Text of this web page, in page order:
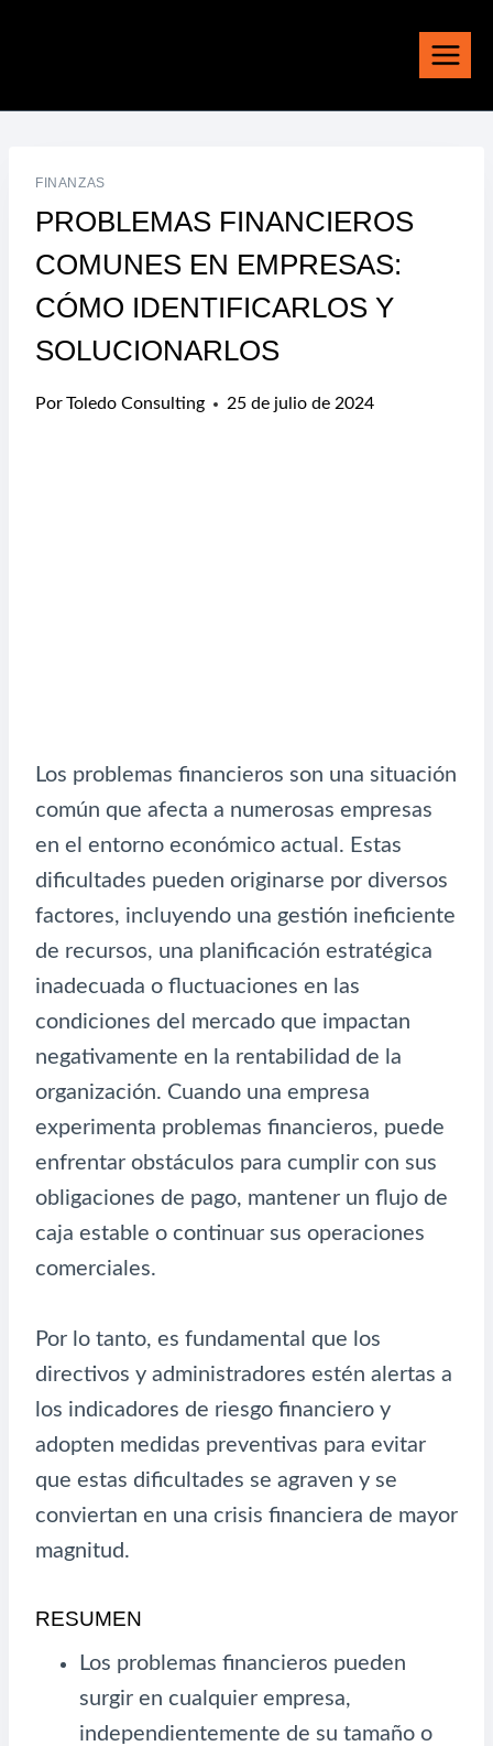
FINANZAS
PROBLEMAS FINANCIEROS
COMUNES EN EMPRESAS:
CÓMO IDENTIFICARLOS Y
SOLUCIONARLOS
PorToledo Consulting 25 de julio de 2024
Los problemas financieros son una situación
común que afecta a numerosas empresas
en el entorno económico actual. Estas
dificultades pueden originarse por diversos
factores, incluyendo una gestión ineficiente
de recursos, una planificación estratégica
inadecuada o fluctuaciones en las
condiciones del mercado que impactan
negativamente en la rentabilidad de la
organización. Cuando una empresa
experimenta problemas financieros, puede
enfrentar obstáculos para cumplir con sus
obligaciones de pago, mantener un flujo de
caja estable o continuar sus operaciones
comerciales.
Por lo tanto, es fundamental que los
directivos y administradores estén alertas a
los indicadores de riesgo financiero y
adopten medidas preventivas para evitar
que estas dificultades se agraven y se
conviertan en una crisis financiera de mayor
magnitud.
RESUMEN
Los problemas financieros pueden
surgir en cualquier empresa,
independientemente de su tamaño o